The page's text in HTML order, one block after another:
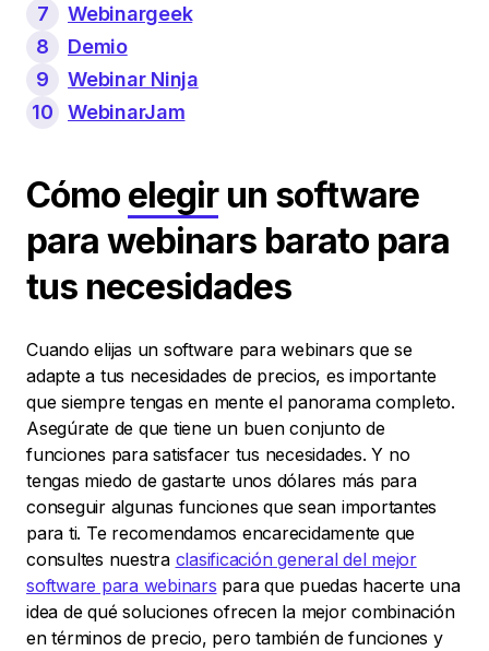
7
Webinargeek
8
Demio
9
Webinar Ninja
10
WebinarJam
Cómo elegirun software
para webinars barato para
tus necesidades
Cuando elijas un software para webinars que se
adapte a tus necesidades de precios, es importante
que siempre tengas en mente el panorama completo.
Asegúrate de que tiene un buen conjunto de
funciones para satisfacer tus necesidades. Y no
tengas miedo de gastarte unos dólares más para
conseguir algunas funciones que sean importantes
para ti. Te recomendamos encarecidamente que
consultes nuestra clasificación general del mejor
software para webinars para que puedas hacerte una
idea de qué soluciones ofrecen la mejor combinación
en términos de precio, pero también de funciones y